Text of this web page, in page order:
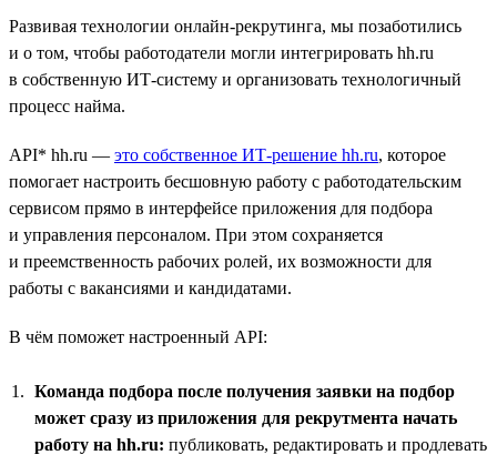
Развивая технологии онлайн-рекрутинга, мы позаботились
и о том, чтобы работодатели могли интегрировать hh.ru
в собственную ИТ-систему и организовать технологичный
процесс найма.
API* hh.ru — это собственное ИТ-решение hh.ru, которое
помогает настроить бесшовную работу с работодательским
сервисом прямо в интерфейсе приложения для подбора
и управления персоналом. При этом сохраняется
и преемственность рабочих ролей, их возможности для
работы с вакансиями и кандидатами.
В чём поможет настроенный API:
Команда подбора после получения заявки на подбор
может сразу из приложения для рекрутмента начать
работу на hh.ru: публиковать, редактировать и продлевать